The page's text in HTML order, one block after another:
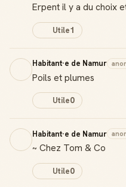
Erpent il y a du choix
Utile1
Habitant·e de Namur
Poils et plumes
Utile0
Habitant·e de Namur
~ Chez Tom & Co
Utile0